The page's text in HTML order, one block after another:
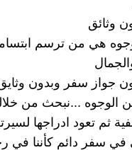
وثائق
هي من ترسم
جواز سفر وبدون
بين الوجوه ...نبحث من
ثم تعود ادراجها
سفر دائم كأننا في